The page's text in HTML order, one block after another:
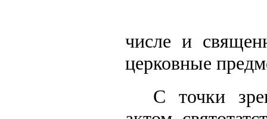
числе и
церковные
С точки